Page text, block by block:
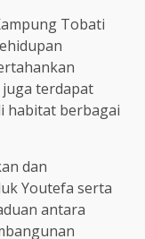
Tobati
juga terdapat
habitat berbagai
dan
Youtefa serta
antara